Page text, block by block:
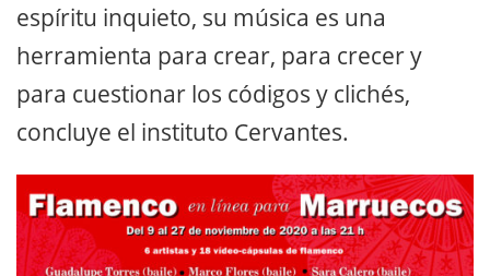
espíritu inquieto, su música es una
herramienta para crear, para crecer y
para cuestionar los códigos y clichés,
concluye el instituto Cervantes.